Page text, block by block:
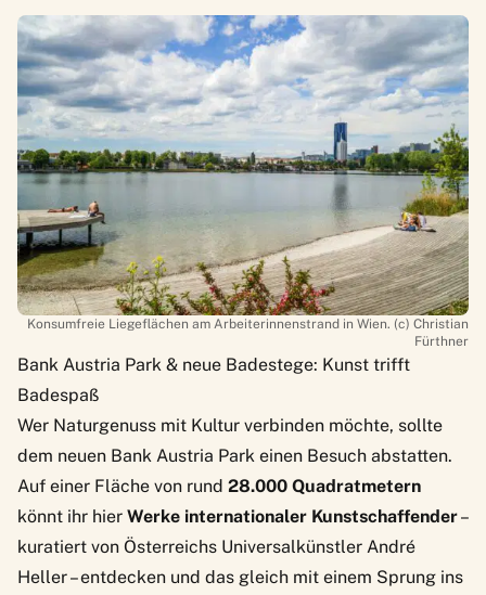
Konsumfreie Liegeflächen am Arbeiterinnenstrand in Wien. (c) Christian
Fürthner
Bank Austria Park & neue Badestege: Kunst trifft
Badespaß
Wer Naturgenuss mit Kultur verbinden möchte, sollte
dem neuen Bank Austria Park einen Besuch abstatten.
Auf einer Fläche von rund 28.000 Quadratmetern
könnt ihr hier Werke internationaler Kunstschaffender–
kuratiert von Österreichs Universalkünstler André
Heller – entdecken und das gleich mit einem Sprung ins